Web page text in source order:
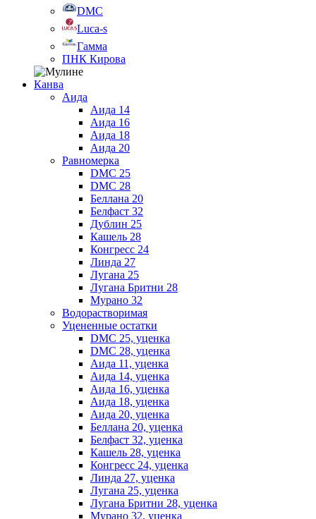
DMC
Luca-s
Гамма
ПНК Кирова
Канва
Аида
Аида 14
Аида 16
Аида 18
Аида 20
Равномерка
DMC 25
DMC 28
Беллана 20
Белфаст 32
Дублин 25
Кашель 28
Конгресс 24
Линда 27
Лугана 25
Лугана Бритни 28
Мурано 32
Водорастворимая
Уцененные остатки
DMC 25, уценка
DMC 28, уценка
Аида 11, уценка
Аида 14, уценка
Аида 16, уценка
Аида 18, уценка
Аида 20, уценка
Беллана 20, уценка
Белфаст 32, уценка
Кашель 28, уценка
Конгресс 24, уценка
Линда 27, уценка
Лугана 25, уценка
Лугана Бритни 28, уценка
Мурано 32, уценка